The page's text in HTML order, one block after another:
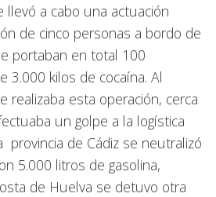
a cabo una actuación
de cinco personas a bordo de
portaban en total 100
3.000 kilos de cocaína. Al
realizaba esta operación, cerca
un golpe a la logística
provincia de Cádiz se neutralizó
5.000 litros de gasolina,
de Huelva se detuvo otra